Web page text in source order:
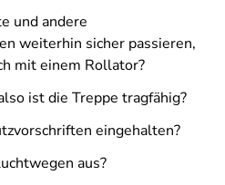
und andere
weiterhin sicher passieren,
mit einem Rollator?
ist die Treppe tragfähig?
eingehalten?
aus?